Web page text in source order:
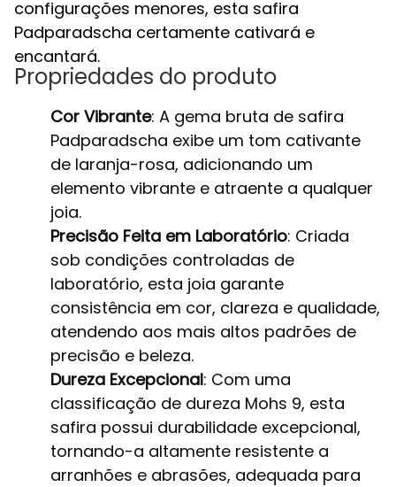
configurações menores, esta safira
Padparadscha certamente cativará e
encantará.
Propriedades do produto
Cor Vibrante: A gema bruta de safira
Padparadscha exibe um tom cativante
de laranja-rosa, adicionando um
elemento vibrante e atraente a qualquer
joia.
Precisão Feita em Laboratório: Criada
sob condições controladas de
laboratório, esta joia garante
consistência em cor, clareza e qualidade,
atendendo aos mais altos padrões de
precisão e beleza.
Dureza Excepcional: Com uma
classificação de dureza Mohs 9, esta
safira possui durabilidade excepcional,
tornando-a altamente resistente a
arranhões e abrasões, adequada para